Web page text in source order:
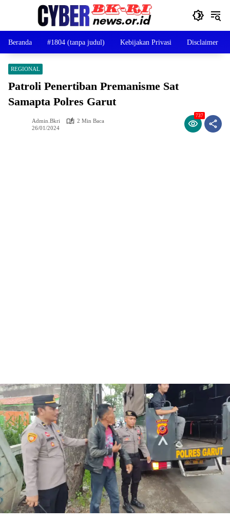
Beranda #1804 (tanpa judul) Kebijakan Privasi Disclaimer
REGIONAL
Patroli Penertiban Premanisme Sat
Samapta Polres Garut
Admin.bkri
2 Min Baca
26/01/2024
737